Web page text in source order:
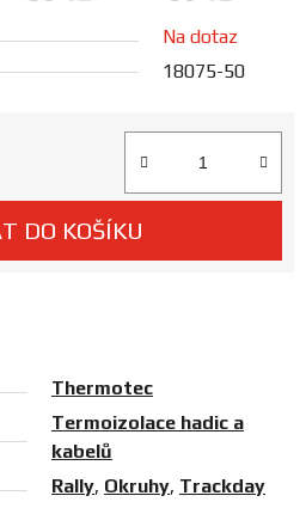
Na dotaz
18075-50
DO KOŠÍKU
Thermotec
Termoizolace hadic a
kabelů
Rally, Okruhy, Trackday